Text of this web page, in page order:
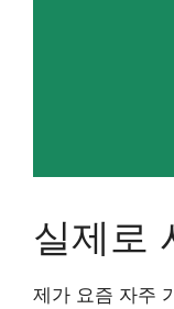
실제로
제가 요즘 자주